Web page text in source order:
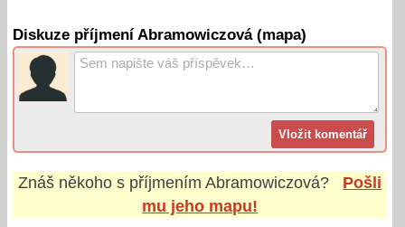
Diskuze příjmení Abramowiczová (mapa)
Znáš někoho s příjmenímAbramowiczová?
Pošli
mu jeho mapu!